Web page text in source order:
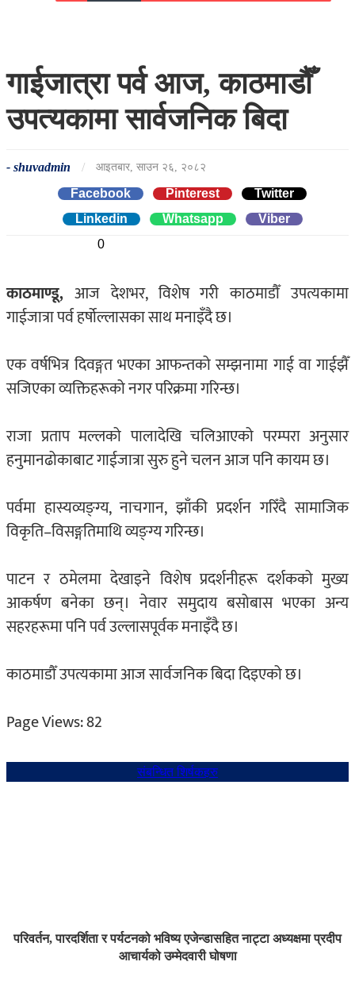
गाईजात्रा पर्व आज, काठमाडौँ
उपत्यकामा सार्वजनिक बिदा
- shuvadmin / आइतबार, साउन २६, २०८२
Facebook
0
Pinterest
0
Twitter
Linkedin
0
Whatsapp Viber
काठमाण्डू, आज देशभर, विशेष गरी काठमाडौँ उपत्यकामा
गाईजात्रा पर्व हर्षोल्लासका साथ मनाइँदै छ।
एक वर्षभित्र दिवङ्गत भएका आफन्तको सम्झनामा गाई वा गाईझैँ
सजिएका व्यक्तिहरूको नगर परिक्रमा गरिन्छ।
राजा प्रताप मल्लको पालादेखि चलिआएको परम्परा अनुसार
हनुमानढोकाबाट गाईजात्रा सुरु हुने चलन आज पनि कायम छ।
पर्वमा हास्यव्यङ्ग्य, नाचगान, झाँकी प्रदर्शन गरिँदै सामाजिक
विकृति–विसङ्गतिमाथि व्यङ्ग्य गरिन्छ।
पाटन र ठमेलमा देखाइने विशेष प्रदर्शनीहरू दर्शकको मुख्य
आकर्षण बनेका छन्। नेवार समुदाय बसोबास भएका अन्य
सहरहरूमा पनि पर्व उल्लासपूर्वक मनाइँदै छ।
काठमाडौँ उपत्यकामा आज सार्वजनिक बिदा दिइएको छ।
Page Views:82
संबन्धित शिर्षकहरु
परिवर्तन, पारदर्शिता र पर्यटनको भविष्य एजेन्डासहित नाट्टा अध्यक्षमा प्रदीप
आचार्यको उम्मेदवारी घोषणा